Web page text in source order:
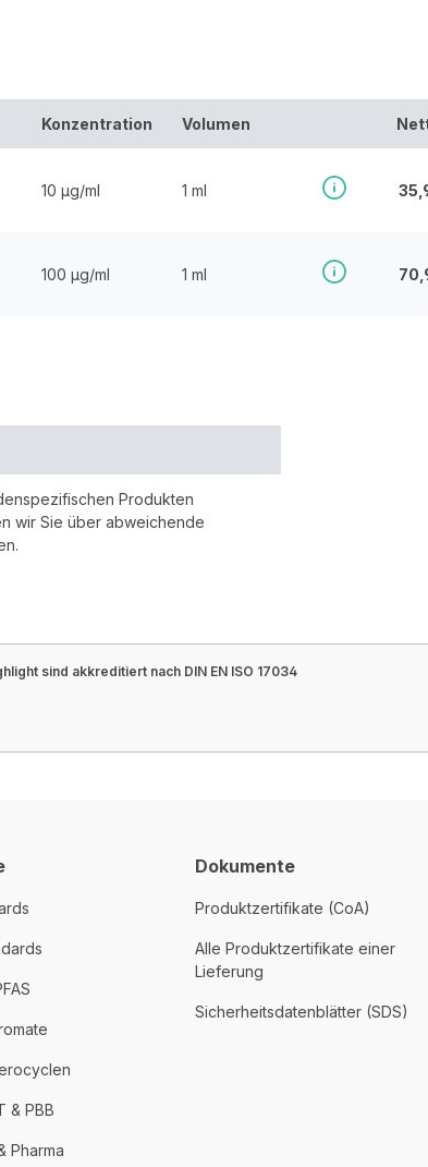
Konzentration Volumen
10 µg/ml 1 ml
100 µg/ml 1 ml
Produkten
wir Sie über abweichende
sind akkreditiert nach DIN EN ISO 17034
& PBB
Pharma
Dokumente
Produktzertifikate (CoA)
Alle Produktzertifikate einer
Lieferung
Sicherheitsdatenblätter (SDS)